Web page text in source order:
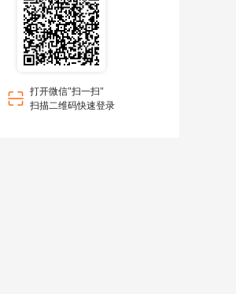
打开微信"扫一扫"
扫描二维码快速登录